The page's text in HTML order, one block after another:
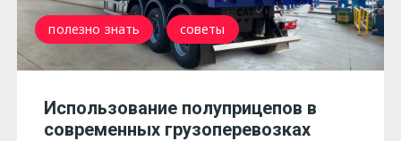
полезно знать советы
Использование полуприцепов в
современных грузоперевозках